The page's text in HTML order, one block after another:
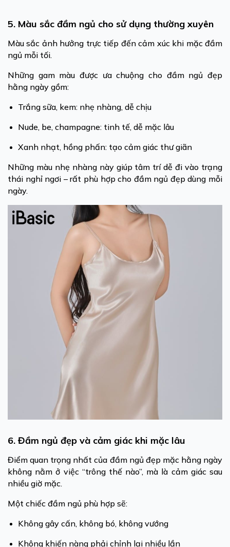
5. Màu sắc đầm ngủ cho sử dụng thường xuyên
Màu sắc ảnh hưởng trực tiếp đến cảm xúc khi mặc đầm
ngủ mỗi tối.
Những gam màu được ưa chuộng cho đầm ngủ đẹp
hằng ngày gồm:
Trắng sữa, kem: nhẹ nhàng, dễ chịu
Nude, be, champagne: tinh tế, dễ mặc lâu
Xanh nhạt, hồng phấn: tạo cảm giác thư giãn
Những màu nhẹ nhàng này giúp tâm trí dễ đi vào trạng
thái nghỉ ngơi – rất phù hợp cho đầm ngủ đẹp dùng mỗi
ngày.
6. Đầm ngủ đẹp và cảm giác khi mặc lâu
Điểm quan trọng nhất của đầm ngủ đẹp mặc hằng ngày
không nằm ở việc “trông thế nào”, mà là cảm giác sau
nhiều giờ mặc.
Một chiếc đầm ngủ phù hợp sẽ:
Không gây cấn, không bó, không vướng
Không khiến nàng phải chỉnh lại nhiều lần